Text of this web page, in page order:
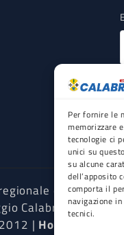
Per fornire le
memorizzare
tecnologie ci
unici su
su alcune
dell’apposito
comporta il
navigazione
tecnici.
della
Calabria (RC) |PEC
| Hosting provider